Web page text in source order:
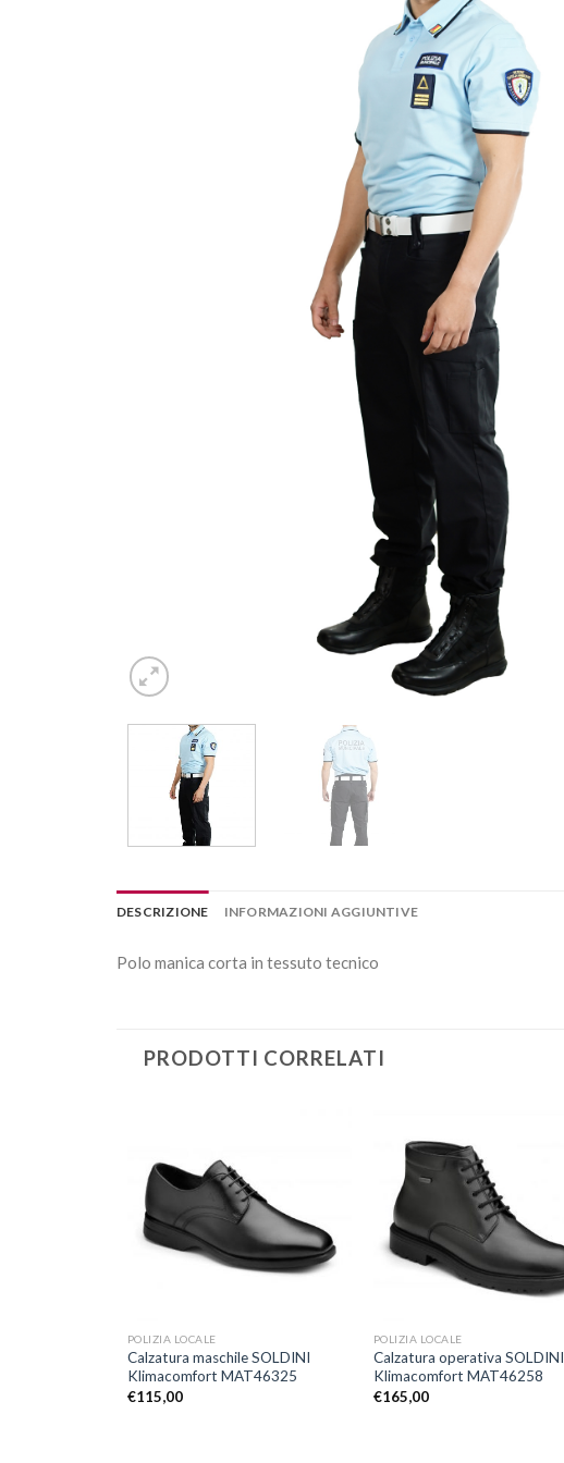
DESCRIZIONE INFORMAZIONI AGGIUNTIVE
Polo manica corta in tessuto tecnico
PRODOTTI CORRELATI
POLIZIA LOCALE
Calzatura maschile SOLDINI
Klimacomfort MAT46325
€115,00
POLIZIA LOCALE
Calzatura operativa SOLDINI
Klimacomfort MAT46258
€165,00